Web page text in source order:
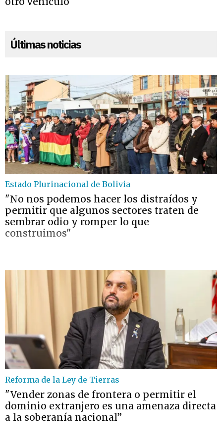
Últimas noticias
Estado Plurinacional de Bolivia
"No nos podemos hacer los distraídos y
permitir que algunos sectores traten de
sembrar odio y romper lo que
construimos"
Reforma de la Ley de Tierras
"Vender zonas de frontera o permitir el
dominio extranjero es una amenaza directa
a la soberanía nacional”